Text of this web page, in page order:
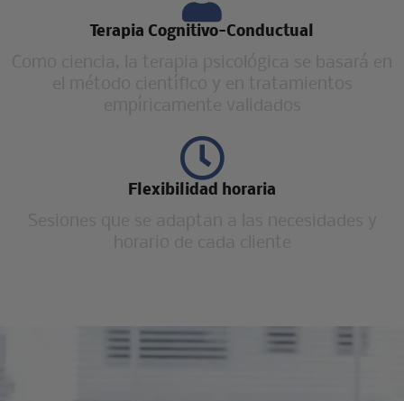
Terapia Cognitivo-Conductual
Flexibilidad horaria